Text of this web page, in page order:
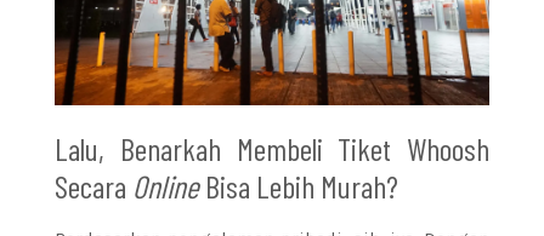
Lalu, Benarkah Membeli Tiket Whoosh
Secara OnlineBisa Lebih Murah?